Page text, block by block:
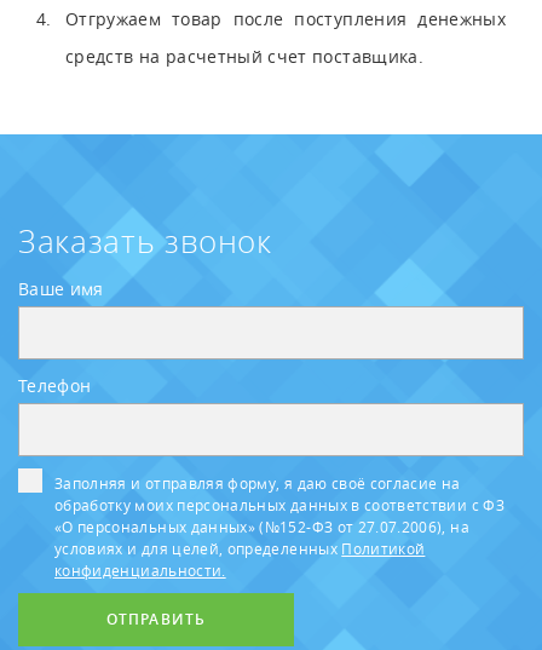
Отгружаем товар после поступления денежных
средств на расчетный счет поставщика.
Заказать звонок
Ваше имя
Телефон
Заполняя и отправляя форму, я даю своё согласие на
обработку моих персональных данных в соответствии с ФЗ
«О персональных данных» (№152-ФЗ от 27.07.2006), на
условиях и для целей, определенных Политикой
конфиденциальности.
ОТПРАВИТЬ